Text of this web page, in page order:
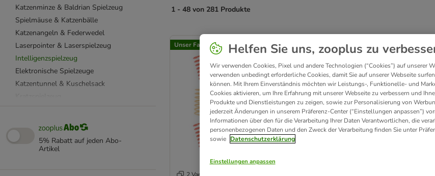
Katzenminze & Baldrian Spielzeug
Spielmäuse & Katzenbälle
Katzenangeln & Federwedel
Laserpointer & Laserspielzeug
Intelligenzspielzeug
Elektronische Spielzeuge
Katzentunnel & Kuschelsack
Beetzees Katzenspielzeug
CATIT Katzenspielzeug
Designed by Lotte
5% Rabatt auf jeden Abo-
Artikel
1 - 48 von 281 Produkte
product items have been changed
Unser Favorit Helfen Sie uns, zooplus zu
Wir verwenden Cookies, Pixel und andere Technologien (“Cookies”) auf unserer
verwenden unbedingt erforderliche Cookies, damit Sie auf unserer Webseite
können. Mit Ihrem Einverständnis möchten wir Leistungs-, Funktionelle- und
Cookies aktivieren, um Ihre Erfahrung mit unserer Webseite zu verbessern und
Produkte und Dienstleistungen zu zeigen, sowie zur Personalisierung von
jederzeit Änderungen in unserem Präferenz-Center (“Einstellungen anpassen”)
Informationen über den für die Verarbeitung Ihrer Daten Verantwortlichen, die
personenbezogenen Daten und den Zweck der Verarbeitung finden Sie unter
sowie Datenschutzerklärung
Einstellungen anpassen